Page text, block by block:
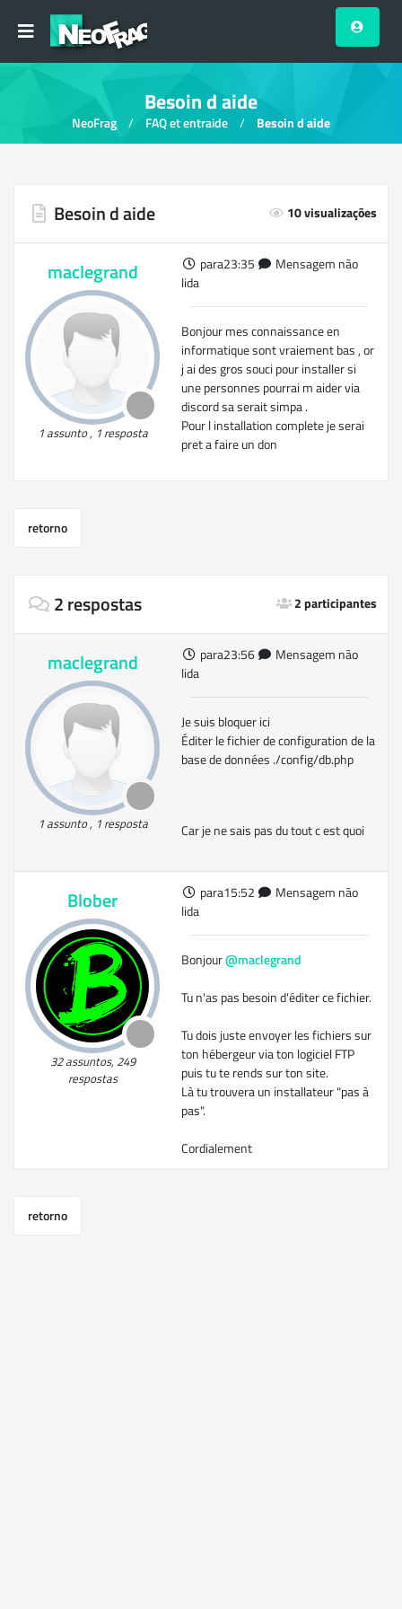
Besoin d aide
NeoFrag FAQ et entraide Besoin d aide
10 visualizações
Besoin d aide
maclegrand
1 assunto , 1 resposta
para23:35
Mensagem não
lida
Bonjour mes connaissance en
informatique sont vraiement bas , or
j ai des gros souci pour installer si
une personnes pourrai m aider via
discord sa serait simpa .
Pour l installation complete je serai
pret a faire un don
retorno
2 participantes
2 respostas
maclegrand
1 assunto , 1 resposta
para23:56
Mensagem não
lida
Je suis bloquer ici
Éditer le fichier de configuration de la
base de données ./config/db.php
Car je ne sais pas du tout c est quoi
Blober
32 assuntos, 249
respostas
para15:52
Mensagem não
lida
Bonjour@maclegrand
Tu n'as pas besoin d'éditer ce fichier.
Tu dois juste envoyer les fichiers sur
ton hébergeur via ton logiciel FTP
puis tu te rends sur ton site.
Là tu trouvera un installateur "pas à
pas".
Cordialement
retorno